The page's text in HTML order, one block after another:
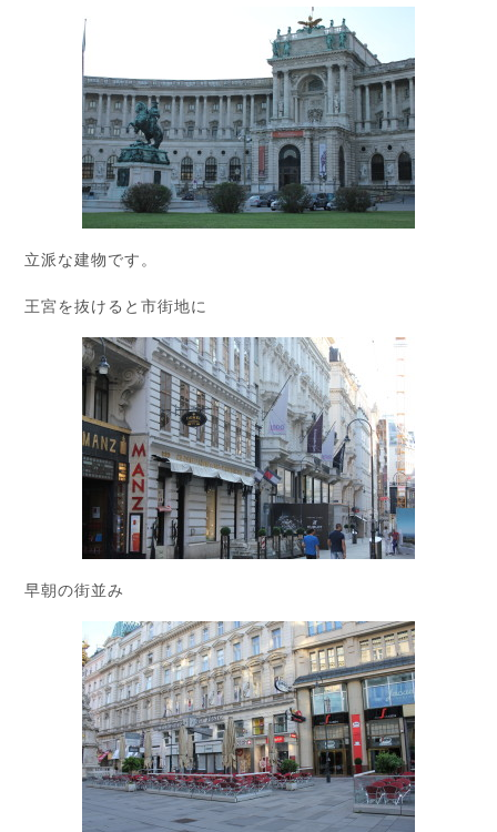
立派な建物です。
王宮を抜けると市街地に
早朝の街並み